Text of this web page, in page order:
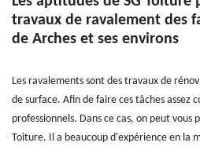
travaux de ravalement des
de Arches et ses environs
Les ravalements sont des travaux de
de surface. Afin de faire ces tâches assez
professionnels. Dans ce cas, on peut vous
Toiture. Il a beaucoup d'expérience en la